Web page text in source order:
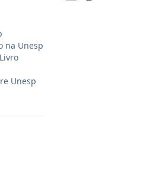
na Unesp
Unesp